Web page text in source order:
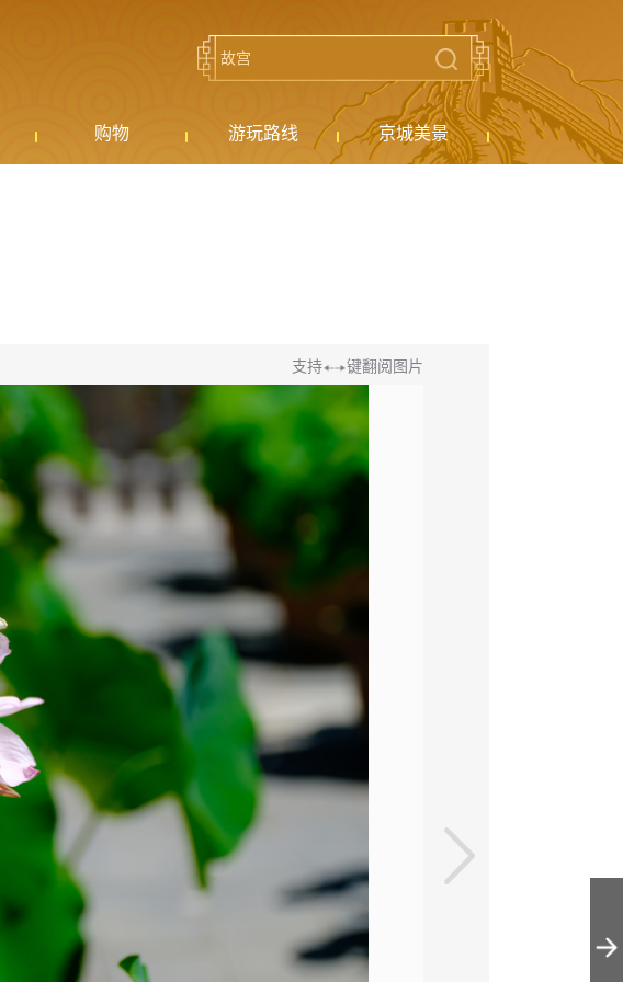
购物 游玩路线 京城美景
支持 键翻阅图片